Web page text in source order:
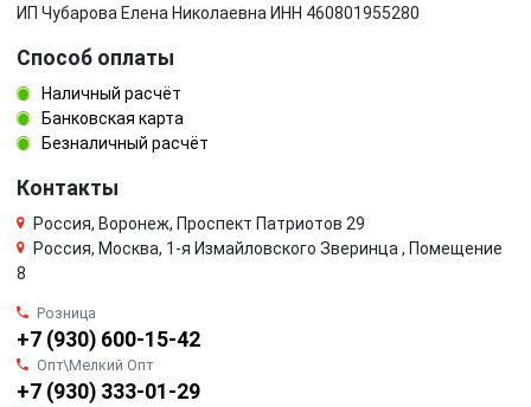
ИП Чубарова Елена Николаевна ИНН 460801955280
Способ оплаты
Наличный расчёт
Банковская карта
Безналичный расчёт
Контакты
Россия, Воронеж, Проспект Патриотов 29
Россия, Москва, 1-я Измайловского Зверинца , Помещение
8
Розница
+7 (930) 600-15-42
Опт\Мелкий Опт
+7 (930) 333-01-29